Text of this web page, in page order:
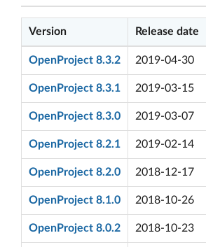
Version Release date
OpenProject 8.3.2 2019-04-30
OpenProject 8.3.1 2019-03-15
OpenProject 8.3.0 2019-03-07
OpenProject 8.2.1 2019-02-14
OpenProject 8.2.0 2018-12-17
OpenProject 8.1.0 2018-10-26
OpenProject 8.0.2 2018-10-23